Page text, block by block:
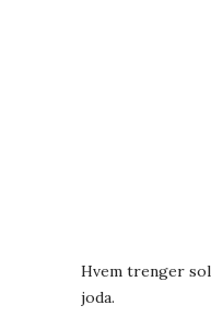
Hvem trenger
joda.